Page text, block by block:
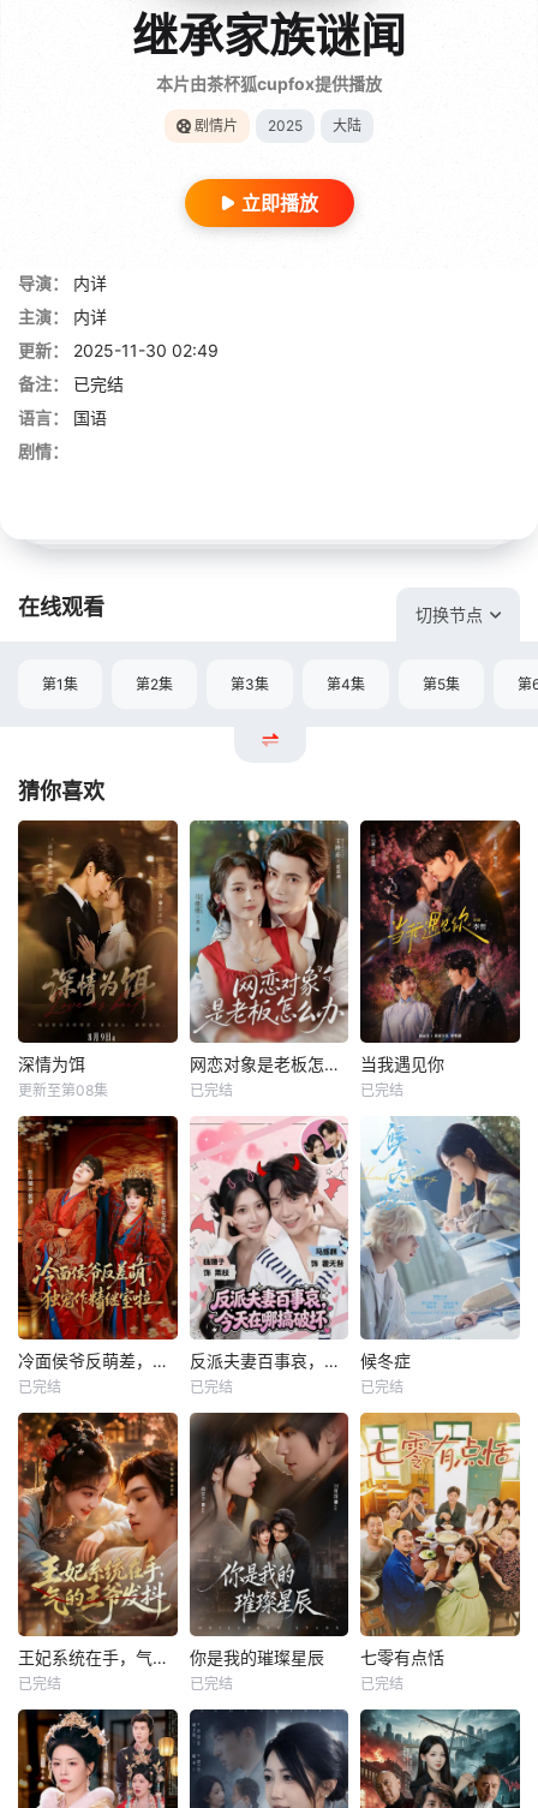
继承家族谜闻
本片由茶杯狐cupfox提供播放
剧情片 2025 大陆
立即播放
导演：
内详
主演：
内详
更新：
2025-11-30 02:49
备注：
已完结
语言：
国语
剧情：
在线观看 切换节点
第1集 第2集 第3集 第4集 第5集 第
猜你喜欢
深情为饵
更新至第08集
网恋对象是老板怎么办
已完结
当我遇见你
已完结
冷面侯爷反萌差，独宠作精继室啦
已完结
反派夫妻百事哀，今天在哪搞破坏
已完结
候冬症
已完结
王妃系统在手，气的王爷发抖
已完结
你是我的璀璨星辰
已完结
七零有点恬
已完结